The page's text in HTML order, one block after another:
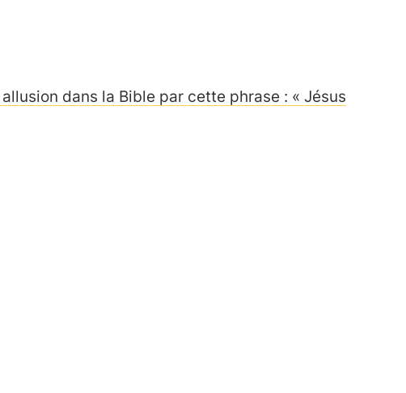
dans la Bible par cette phrase : « Jésus